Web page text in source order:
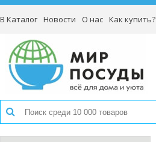
В Каталог Новости О нас Как купить?